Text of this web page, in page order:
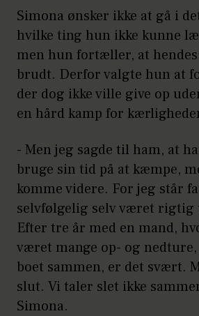
Simona ønsker ikke at gå i
hvilke ting hun ikke kunne
men hun fortæller, at
brudt. Derfor valgte hun at
der dog ikke ville give op
en hård kamp for
- Men jeg sagde til ham, at
bruge sin tid på at kæmpe,
komme videre. For jeg står
selvfølgelig selv været rigtig
Efter tre år med en mand,
været mange op- og
boet sammen, er det svært.
slut. Vi taler slet ikke
Simona.